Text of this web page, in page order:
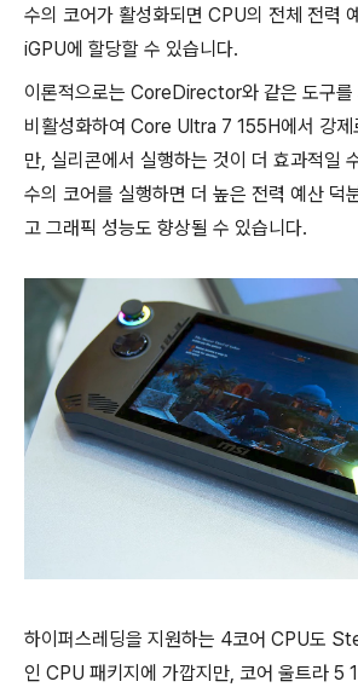
수의 코어가 활성화되면 CPU의 전체 전력
iGPU에 할당할 수 있습니다.
이론적으로는 CoreDirector와 같은 도구를
비활성화하여 Core Ultra 7 155H에서 강제
만, 실리콘에서 실행하는 것이 더 효과적일
수의 코어를 실행하면 더 높은 전력 예산 덕
고 그래픽 성능도 향상될 수 있습니다.
하이퍼스레딩을 지원하는 4코어 CPU도
인 CPU 패키지에 가깝지만, 코어 울트라 5